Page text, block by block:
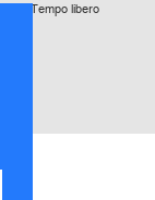
Tempo libero